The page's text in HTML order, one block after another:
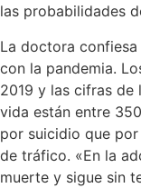
las probabilidades
La doctora
con la pandemia.
2019 y las cifras de
vida están entre
por suicidio que
de tráfico. «En la
muerte y sigue sin